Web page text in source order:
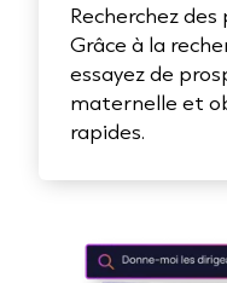
Recherchez
Grâce à la
essayez de
maternelle et
rapides.